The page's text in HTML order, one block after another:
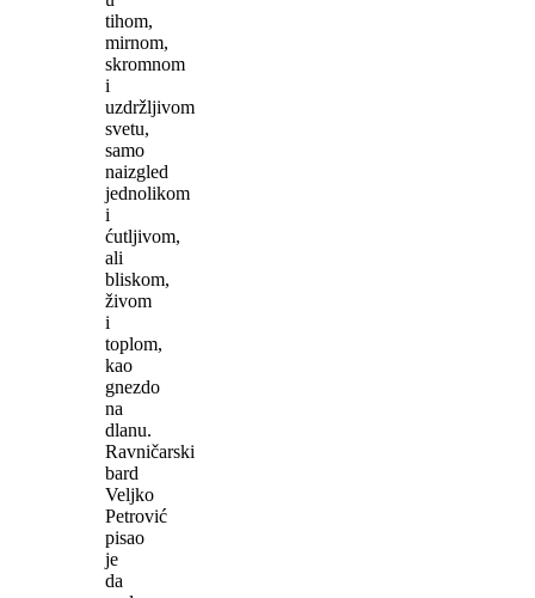
tihom,
mirnom,
skromnom
i
uzdržljivom
svetu,
samo
naizgled
jednolikom
i
ćutljivom,
ali
bliskom,
živom
i
toplom,
kao
gnezdo
na
dlanu.
Ravničarski
bard
Veljko
Petrović
pisao
je
da